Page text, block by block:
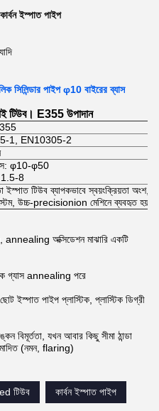
কার্বন ইস্পাত পাইপ
সিলিন্ডার পাইপ φ10 বাইরের ব্যাস
টিউব। E355 উপাদান
1, EN10305-2
φ10-φ50
1.5-8
ইস্পাত টিউব ব্যাপকভাবে স্বয়ংক্রিয়তা অংশ,
উচ্চ-precisionion মেশিনে ব্যবহৃত হয়।
annealing অক্সিডেশন মাঝারি একটি
গ্যাস annealing পরে
ইস্পাত পাইপ প্লাস্টিক, প্লাস্টিক ডিগ্রী
বিমূর্ততা, যখন আবার কিছু সীমা ঠান্ডা
(নমন, flaring)
টিউব কার্বন ইস্পাত পাইপ